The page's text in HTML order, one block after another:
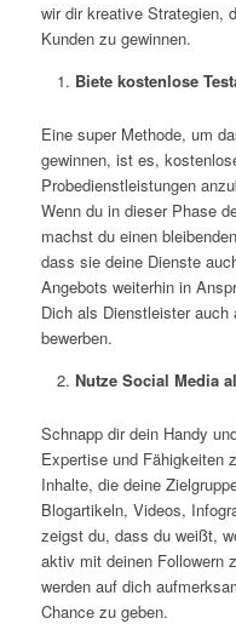
wir dir kreative Strategien,
Kunden zu gewinnen.
Biete kostenlose
Eine super Methode, um
gewinnen, ist es,
Probedienstleistungen
Wenn du in dieser Phase
machst du einen
dass sie deine Dienste
Angebots weiterhin in
Dich als Dienstleister
bewerben.
Nutze Social Media
Schnapp dir dein Handy
Expertise und Fähigkeiten
Inhalte, die deine
Blogartikeln, Videos,
zeigst du, dass du weißt,
aktiv mit deinen Followern
werden auf dich
Chance zu geben.